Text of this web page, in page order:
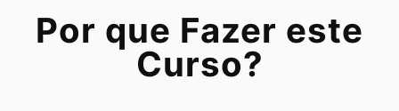
Por que Fazer este
Curso?